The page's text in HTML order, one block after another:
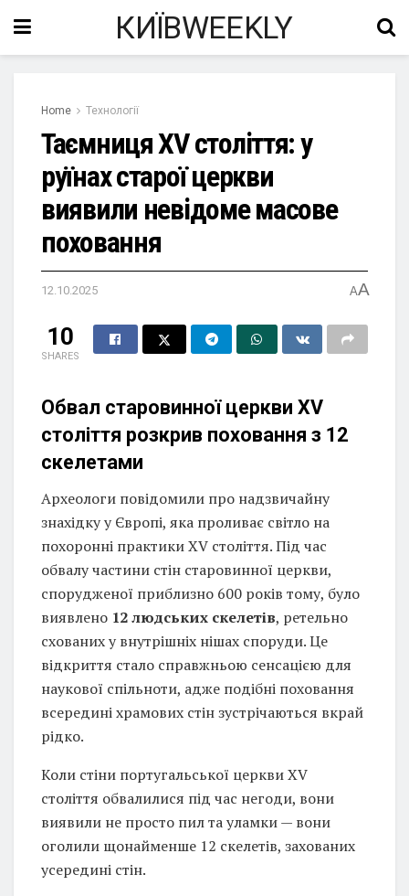
КИЇВWEEKLY
Home Технології
Таємниця XV століття: у
руїнах старої церкви
виявили невідоме масове
поховання
12.10.2025 AA
10
SHARES
Обвал старовинної церкви XV
століття розкрив поховання з 12
скелетами
Археологи повідомили про надзвичайну
знахідку у Європі, яка проливає світло на
похоронні практики XV століття. Під час
обвалу частини стін старовинної церкви,
спорудженої приблизно 600 років тому, було
виявлено 12 людських скелетів, ретельно
схованих у внутрішніх нішах споруди. Це
відкриття стало справжньою сенсацією для
наукової спільноти, адже подібні поховання
всередині храмових стін зустрічаються вкрай
рідко.
Коли стіни португальської церкви XV
століття обвалилися під час негоди, вони
виявили не просто пил та уламки — вони
оголили щонайменше 12 скелетів, захованих
усередині стін.